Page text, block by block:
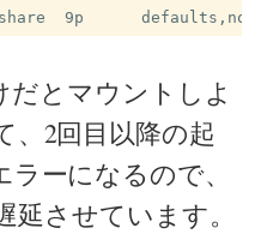
だとマウントしよ
、2回目以降の起
ーになるので、
させています。